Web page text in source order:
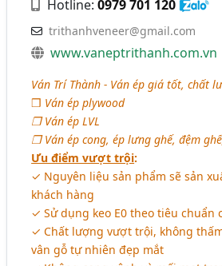
Hotline:0979 701 120
trithanhveneer@gmail.com
www.vaneptrithanh.com.vn
Ván Trí Thành - Ván ép giá tốt, chất
❒ Ván ép plywood
❒ Ván ép LVL
❒ Ván ép cong, ép lưng ghế, đệm
Ưu điểm vượt trội:
✓ Nguyên liệu sản phẩm sẽ sản
khách hàng
✓ Sử dụng keo E0 theo tiêu chuẩn
✓ Chất lượng vượt trội, không
vân gỗ tự nhiên đẹp mắt